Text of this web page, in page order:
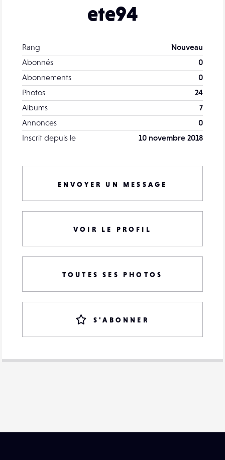
ete94
Rang
Nouveau
Abonnés
0
Abonnements
0
Photos
24
Albums
7
Annonces
0
Inscrit depuis le
10 novembre 2018
ENVOYER UN MESSAGE
VOIR LE PROFIL
TOUTES SES PHOTOS
S'ABONNER